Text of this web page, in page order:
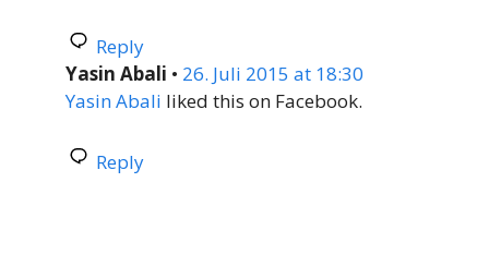
Reply
Yasin Abali • 26. Juli 2015 at 18:30
Yasin Abali liked this on Facebook.
Reply